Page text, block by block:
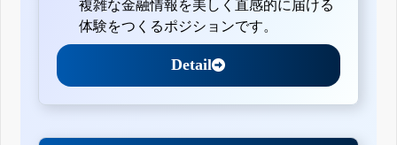
複雑な金融情報を美しく直感的に届ける
体験をつくるポジションです。
Detail